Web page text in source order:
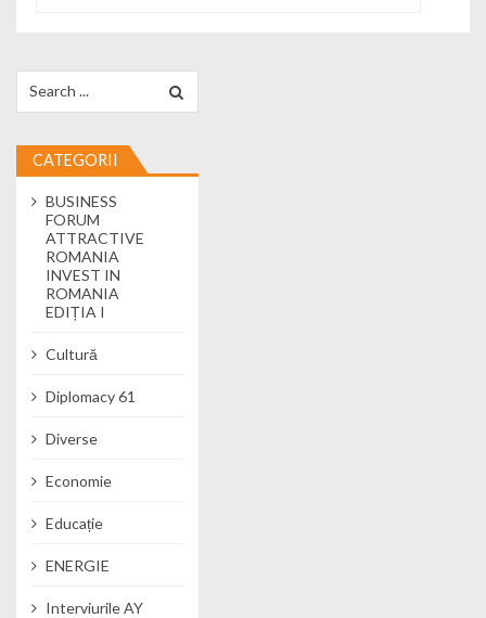
CATEGORII
BUSINESS
FORUM
ATTRACTIVE
ROMANIA
INVEST IN
ROMANIA
EDIȚIA I
Cultură
Diplomacy 61
Diverse
Economie
Educație
ENERGIE
Interviurile AY